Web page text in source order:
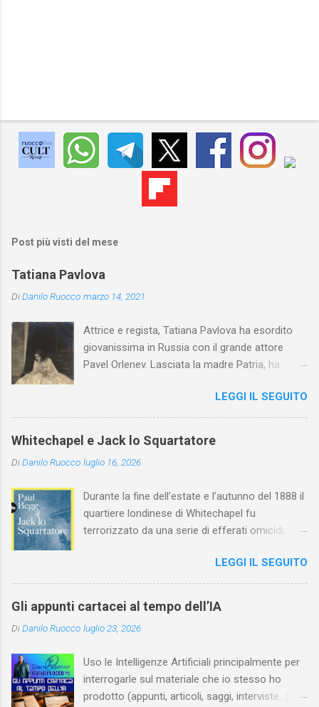
Post più visti del mese
Tatiana Pavlova
DiDanilo Ruocco marzo 14, 2021
Attrice e regista, Tatiana Pavlova ha esordito
giovanissima in Russia con il grande attore
Pavel Orlenev. Lasciata la madre Patria, ha
l'arte della Pavlova ha raggiunto la piena
maturità ed è stata in grado di rinnovare
profondamente l'attardato mondo teatrale
LEGGI IL SEGUITO
Whitechapel e Jack lo Squartatore
DiDanilo Ruocco luglio 16, 2026
Durante la fine dell’estate e l’autunno del 1888 il
quartiere londinese di Whitechapel fu
terrorizzato da una serie di efferati omicidi,
assassino ribattezzato Jack lo Squartatore la
cui identità, tutt’oggi, resta ignota. Paul Begg in
Jack lo Squartatore: la vera storia , edito da
Utet, ricostruisce non solo i cinque omicidi
“canonicamente” addebitati a Jack lo
capitoli, soprattutto) a ricostruire la storia di
Whitechapel e del East End e a ricapitolare le
lotte intestine al Ministero dell’Interno. Ne esce
LEGGI IL SEGUITO
Gli appunti cartacei al tempo dell’IA
DiDanilo Ruocco luglio 23, 2026
Uso le Intelligenze Artificiali principalmente per
interrogarle sul materiale che io stesso ho
prodotto (appunti, articoli, saggi, interviste…).